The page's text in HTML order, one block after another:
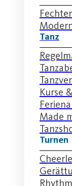
Tanz
Kurse
Made
Turnen